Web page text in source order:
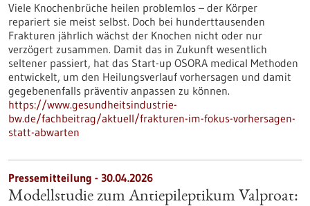
Viele Knochenbrüche heilen problemlos – der Körper
repariert sie meist selbst. Doch bei hunderttausenden
Frakturen jährlich wächst der Knochen nicht oder nur
verzögert zusammen. Damit das in Zukunft wesentlich
seltener passiert, hat das Start-up OSORA medical Methoden
entwickelt, um den Heilungsverlauf vorhersagen und damit
gegebenenfalls präventiv anpassen zu können.
https://www.gesundheitsindustrie-
bw.de/fachbeitrag/aktuell/frakturen-im-fokus-vorhersagen-
statt-abwarten
Pressemitteilung - 30.04.2026
Modellstudie zum Antiepileptikum Valproat: